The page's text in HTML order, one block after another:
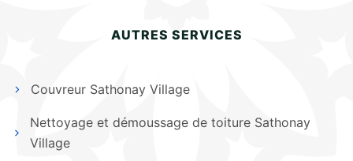
AUTRES SERVICES
Couvreur Sathonay Village
Nettoyage et démoussage de toiture Sathonay
Village